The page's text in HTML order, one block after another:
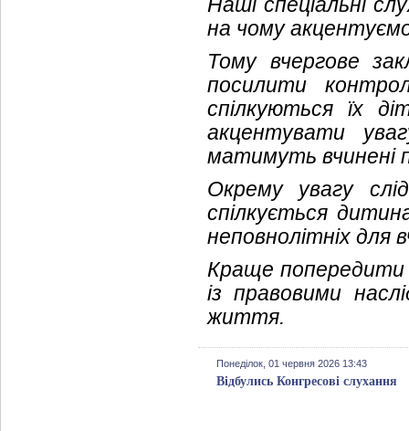
на чому
Тому вчергове
посилити
спілкуються їх
акцентувати
матимуть вчинені
Окрему увагу
спілкується
неповнолітніх для
Краще попередити
із правовими
життя.
Понеділок, 01 червня 2026 13:43
Відбулись Конгресові слухання